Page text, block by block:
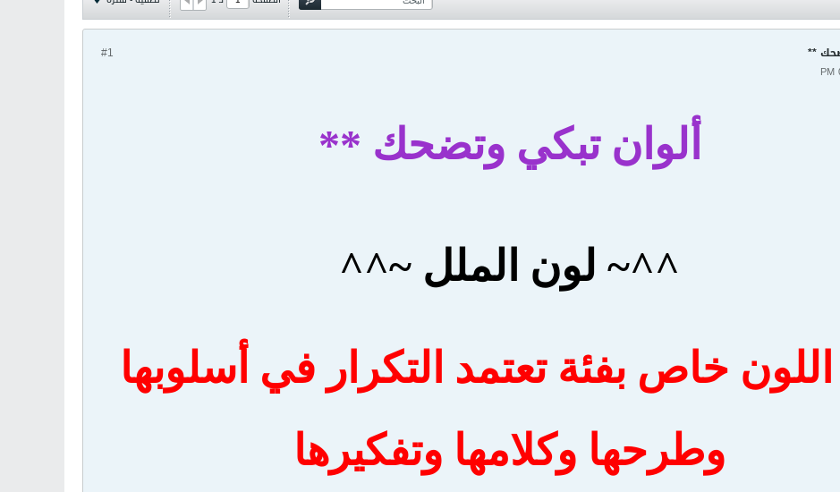
#1 **
ألوان تبكي وتضحك **
^^~ لون الملل ~^^
خاص بفئة تعتمد التكرار في أسلوبها
وطرحها وكلامها وتفكيرها